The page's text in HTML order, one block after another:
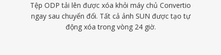
Tệp ODP tải lên được xóa khỏi máy chủ Convertio
ngay sau chuyển đổi. Tất cả ảnh SUN được tạo tự
động xóa trong vòng 24 giờ.